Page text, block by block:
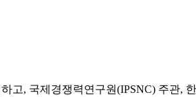
고, 국제경쟁력연구원(IPSNC) 주관,